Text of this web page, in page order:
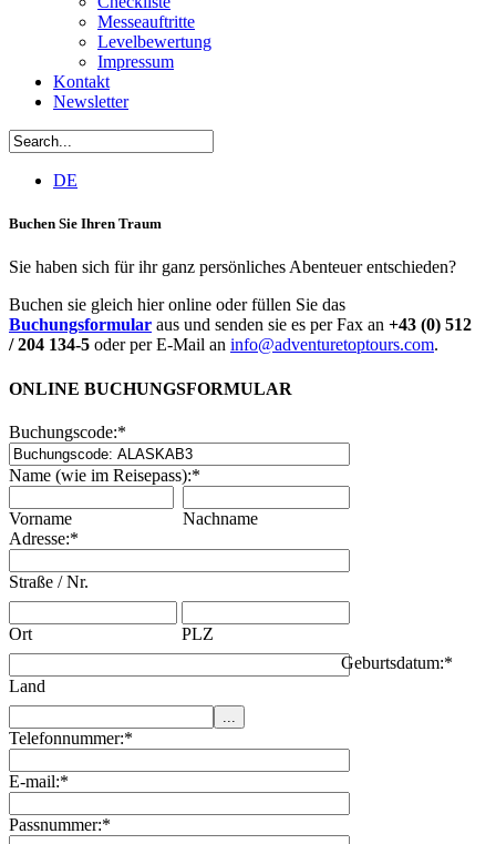
Messeauftritte
Levelbewertung
Impressum
Kontakt
Newsletter
DE
Buchen Sie Ihren Traum
Sie haben sich für ihr ganz persönliches Abenteuer entschieden?
Buchen sie gleich hier online oder füllen Sie das
Buchungsformular aus und senden sie es per Fax an +43 (0) 512
/ 204 134-5 oder per E-Mail an info@adventuretoptours.com.
ONLINE BUCHUNGSFORMULAR
Buchungscode:*
Name (wie im Reisepass):*
Vorname
Nachname
Adresse:*
Straße / Nr.
Ort PLZ
Land
Geburtsdatum:*
Telefonnummer:*
E-mail:*
Passnummer:*